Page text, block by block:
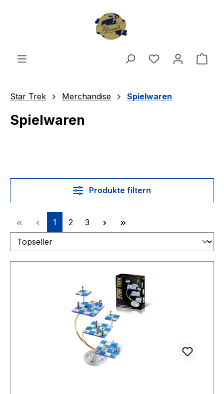
Du hast 0
Star Trek Merchandise Spielwaren
Spielwaren
Produkte filtern
Seite
1 Seite
2 Seite
3